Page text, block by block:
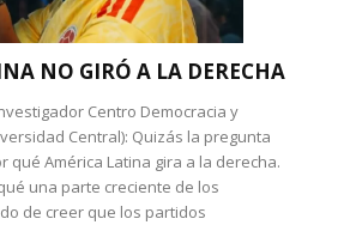
NO GIRÓ A LA DERECHA
Centro Democracia y
Central): Quizás la pregunta
qué América Latina gira a la derecha.
una parte creciente de los
de creer que los partidos